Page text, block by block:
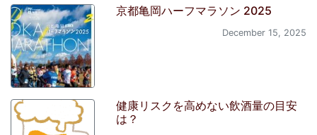
京都亀岡ハーフマラソン 2025
December 15, 2025
健康リスクを高めない飲酒量の目安
は？